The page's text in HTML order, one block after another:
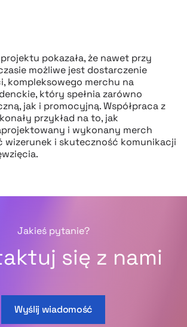
pokazała, że nawet przy
możliwe jest dostarczenie
kompleksowego merchu na
który spełnia zarówno
jak i promocyjną. Współpraca z
przykład na to, jak
i wykonany merch
wizerunek i skuteczność komunikacji
Jakieś pytanie?
się z nami
Wyślij wiadomość